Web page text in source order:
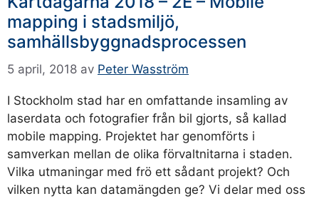
mapping i stadsmiljö,
samhällsbyggnadsprocessen
5 april, 2018 av Peter Wasström
I Stockholm stad har en omfattande insamling av
laserdata och fotografier från bil gjorts, så kallad
mobile mapping. Projektet har genomförts i
samverkan mellan de olika förvaltnitarna i staden.
Vilka utmaningar med frö ett sådant projekt? Och
vilken nytta kan datamängden ge? Vi delar med oss